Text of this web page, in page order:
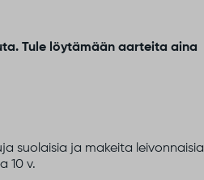
Tule löytämään aarteita aina
suolaisia ja makeita leivonnaisia
10 v.